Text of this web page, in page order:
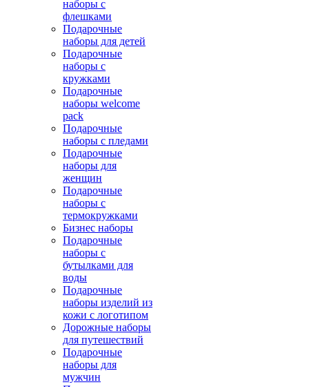
наборы с
флешками
Подарочные
наборы для детей
Подарочные
наборы с
кружками
Подарочные
наборы welcome
pack
Подарочные
наборы с пледами
Подарочные
наборы для
женщин
Подарочные
наборы с
термокружками
Бизнес наборы
Подарочные
наборы с
бутылками для
воды
Подарочные
наборы изделий из
кожи с логотипом
Дорожные наборы
для путешествий
Подарочные
наборы для
мужчин